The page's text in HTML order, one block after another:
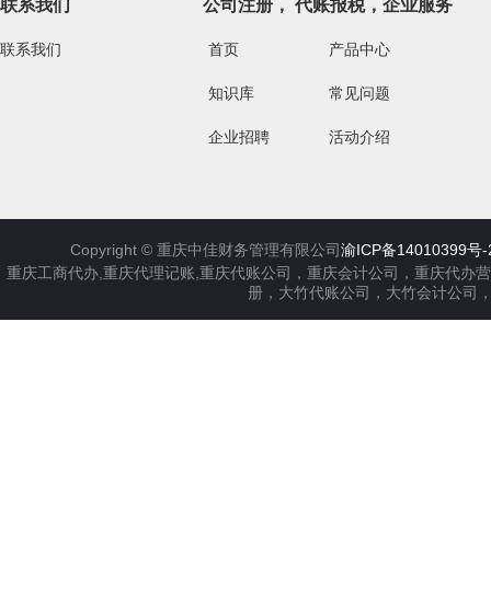
联系我们
联系我们
公司注册， 代账报税，企业服务
首页 产品中心
知识库 常见问题
企业招聘 活动介绍
Copyright © 重庆中佳财务管理有限公司渝ICP备14010399号-
重庆工商代办,重庆代理记账,重庆代账公司，重庆会计公司，重庆代办
册，大竹代账公司，大竹会计公司